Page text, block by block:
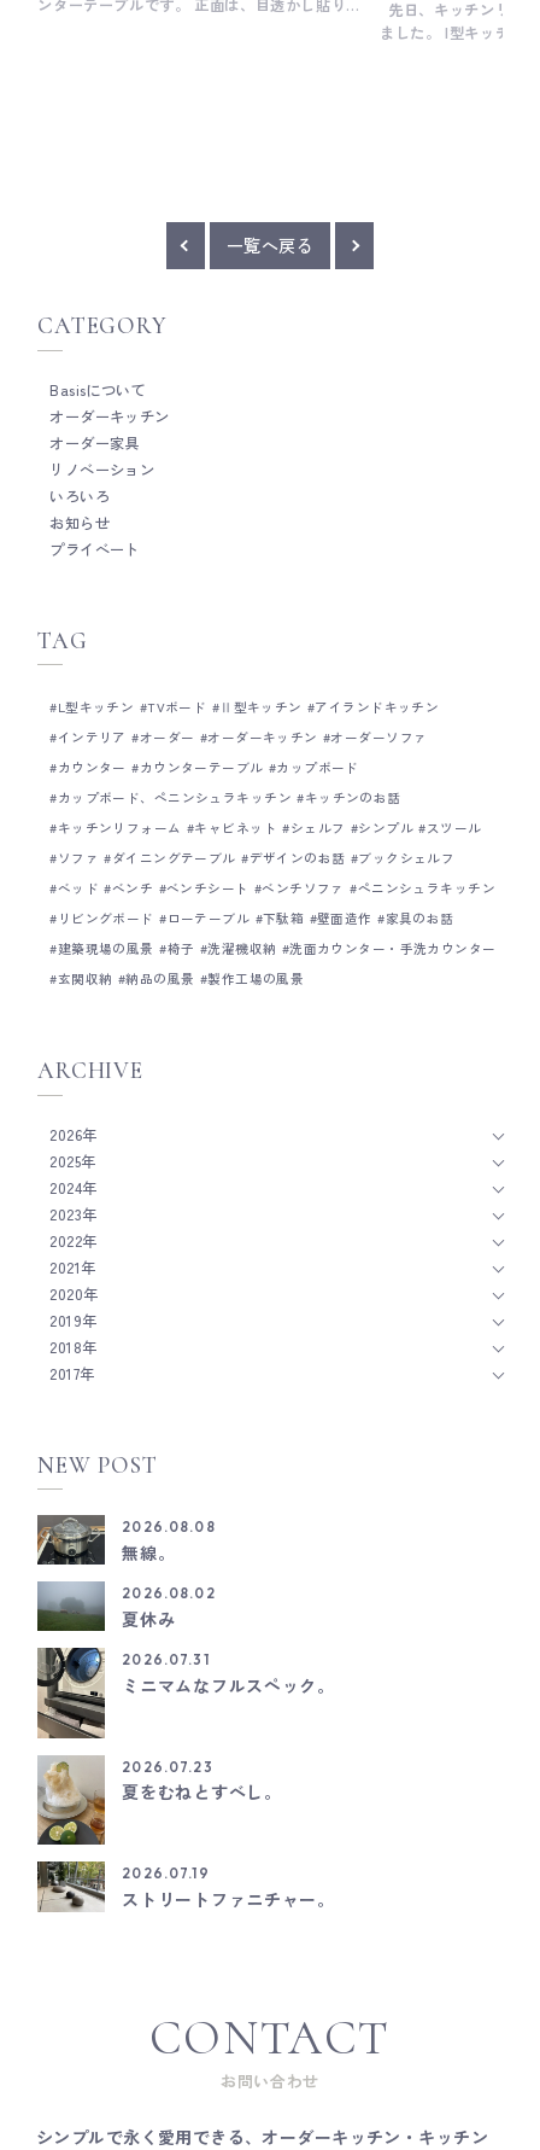
ンターテーブルです。 正面は、目透かし貼りと
にする場合のポイントは、色だけでなく、素材
など、木以外の素材を使う。 これを木どうしを
組み合わせたり、単色どうしを組み合わせたり
す。。 また、既製品のキッチンと組み合わせる
ときは、パネルの高さをキッチン天板の高さに
できるだけ揃えるのもポイント。 手元を隠すた
めにパネルを高くした方が便利ですが、可能な
限り高さを抑えた方がキッチンとの一体感が生
ます。 オーダーキッチンを検討するほどキッチ
ン自体にこだわりはないけど、オーダーキッチ
__ Basisは、木工家具職人による細やかな手仕
事を大切にしたオーダーキッチンメーカーで
のように細かい部分までとことんこだわって作
ることがとても得意です。 オーダーキッチンを
ご検討の際は、ぜひお気軽にご相談ください。
事例について Basisのショールームについて
先日、キッチンリフ
ました。 I型キッチン
一覧へ戻る
CATEGORY
Basisについて
オーダーキッチン
オーダー家具
リノベーション
いろいろ
お知らせ
プライベート
TAG
L型キッチン TVボード Ⅱ型キッチン
アイランドキッチン
インテリア
オーダー オーダーキッチン
オーダーソファ
カウンター
カウンターテーブル
カップボード
カップボード、ペニンシュラキッチン
キッチンのお話
キッチンリフォーム
キャビネット シェルフ シンプル
スツール
ソファ
ダイニングテーブル デザインのお話
ブックシェルフ
ベッド
ベンチ ベンチシート ベンチソファ
ペニンシュラキッチン
リビングボード
ローテーブル 下駄箱 壁面造作
家具のお話
建築現場の風景
椅子 洗濯機収納
洗面カウンター・手洗カウンター
玄関収納
納品の風景 製作工場の風景
ARCHIVE
2026年
2025年
2024年
2023年
2022年
2021年
2020年
2019年
2018年
2017年
NEW POST
2026.08.08
無線。
2026.08.02
夏休み
2026.07.31
ミニマムなフルスペック。
2026.07.23
夏をむねとすべし。
2026.07.19
ストリートファニチャー。
CONTACT
お問い合わせ
シンプルで永く愛用できる、オーダーキッチン・キッチン